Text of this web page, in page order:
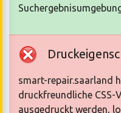
smart-repair.saarland
druckfreundliche CSS-
ausgedruckt werden,